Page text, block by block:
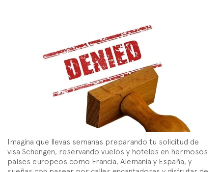
Imagina que llevas semanas preparando tu solicitud de
visa Schengen, reservando vuelos y hoteles en hermosos
países europeos como Francia, Alemania y España, y